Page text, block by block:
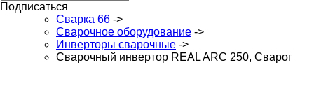
Подписаться
Сварка 66 ->
Сварочное оборудование ->
Инверторы сварочные ->
Сварочный инвертор REAL ARC 250, Сварог